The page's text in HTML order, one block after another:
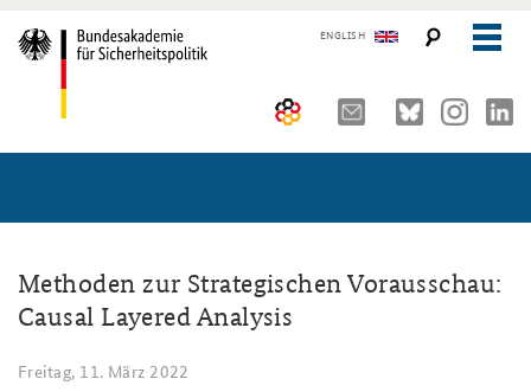
ENGLISH
Aktuelles (menu position rule)
Auftrag und Organisation
Historischer Ort
Kompetenzzentrum Strategische Vorausschau
10 Jahre AKJS
Seminare und Tagungen
Führungskräfteseminar für Sicherheitspolitik
Kernseminar für Sicherheitspolitik
Publikationen und Presse
#angeBAKSt: Aktuelle Kommentare zur Sicherheitspolitik
STUDIENPLATTFORM
Methoden zur Strategischen Vorausschau:
Causal Layered Analysis
Freitag, 11. März 2022